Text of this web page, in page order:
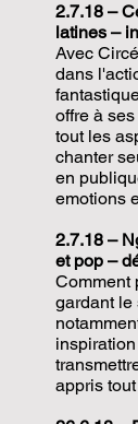
2.7.18 –
latines –
Avec
dans
offre à
tout les
chanter
en
emotions
2.7.18 –
et pop –
Comment
gardant le
appris